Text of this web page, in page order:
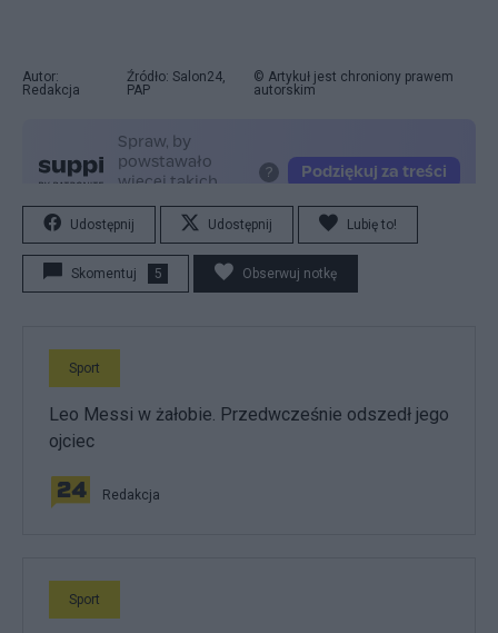
Autor:
Redakcja
Źródło: Salon24,
PAP
© Artykuł jest chroniony prawem
autorskim
Udostępnij Udostępnij Lubię to!
Skomentuj 5 Obserwuj notkę
Sport
Leo Messi w żałobie. Przedwcześnie odszedł jego
ojciec
Redakcja
Sport